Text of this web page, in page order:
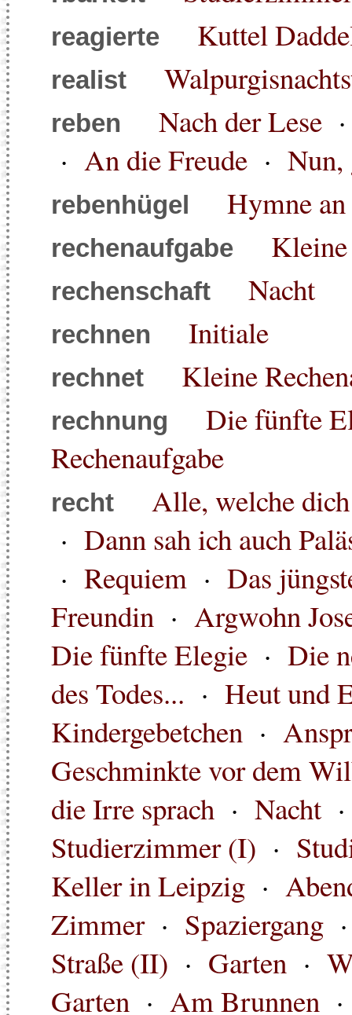
reagierte Kuttel
realist
reben Nach der Lese
· An die Freude · Nun,
rebenhügel Hymne
rechenaufgabe Kleine
rechenschaft Nacht
rechnen Initiale
rechnet Kleine
rechnung
Die fünfte
Rechenaufgabe
recht
Alle, welche
· Dann sah ich auch
· Requiem · Das
Freundin · Argwohn
Die fünfte Elegie · Die
des Todes... · Heut und
Kindergebetchen ·
Geschminkte vor dem
die Irre sprach · Nacht
Studierzimmer (I) ·
Keller in Leipzig ·
Zimmer· Spaziergang
Straße (II) · Garten ·
Garten · Am Brunnen